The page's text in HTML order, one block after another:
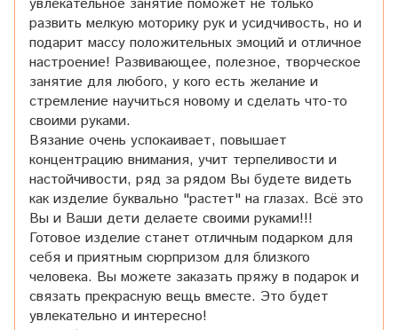
развить мелкую моторику рук и усидчивость, но и
подарит массу положительных эмоций и отличное
настроение! Развивающее, полезное, творческое
занятие для любого, у кого есть желание и
стремление научиться новому и сделать что-то
своими руками.
Вязание очень успокаивает, повышает
концентрацию внимания, учит терпеливости и
настойчивости, ряд за рядом Вы будете видеть
как изделие буквально "растет" на глазах. Всё это
Вы и Ваши дети делаете своими руками!!!
Готовое изделие станет отличным подарком для
себя и приятным сюрпризом для близкого
человека. Вы можете заказать пряжу в подарок и
связать прекрасную вещь вместе. Это будет
увлекательно и интересно!